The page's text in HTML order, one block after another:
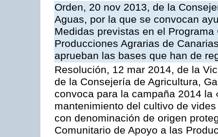
Orden, 20 nov 2013, de la
Aguas, por la que se convocan
Medidas previstas en el
Producciones Agrarias de
aprueban las bases que han de
Resolución, 12 mar 2014, de la
de la Consejería de Agricultura,
convoca para la campaña 2014 la
mantenimiento del cultivo de
con denominación de origen
Comunitario de Apoyo a las